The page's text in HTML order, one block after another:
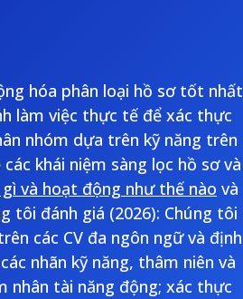
hóa phân loại hồ sơ tốt nhất
làm việc thực tế để xác thực
nhóm dựa trên kỹ năng trên
khái niệm sàng lọc hồ sơ và
và hoạt động như thế nào và
tôi đánh giá (2026): Chúng tôi
các CV đa ngôn ngữ và định
nhãn kỹ năng, thâm niên và
nhân tài năng động; xác thực